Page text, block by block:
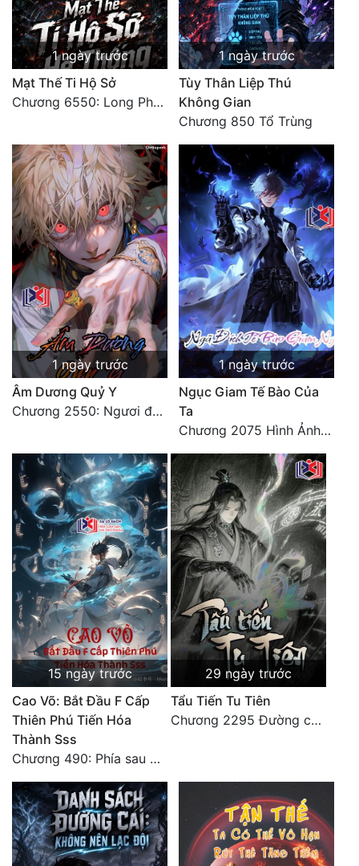
1 ngày trước
Mạt Thế Ti Hộ Sở
Chương 6550: Long Phượng Thần Trận
1 ngày trước
Tùy Thân Liệp Thú
Không Gian
Chương 850 Tổ Trùng
1 ngày trước
Âm Dương Quỷ Y
Chương 2550: Ngươi đoán xem
1 ngày trước
Ngục Giam Tế Bào Của
Ta
Chương 2075 Hình Ảnh Màu Xám
15 ngày trước
Cao Võ: Bắt Đầu F Cấp
Thiên Phú Tiến Hóa
Thành Sss
Chương 490: Phía sau màn hắc thủ!
29 ngày trước
Tẩu Tiến Tu Tiên
Chương 2295 Đường còn rất dài đâu 【 đại kết cục 】